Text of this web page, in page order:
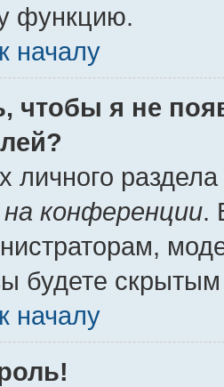
функцию.
началу
чтобы я не
личного
конференции.
будете
началу